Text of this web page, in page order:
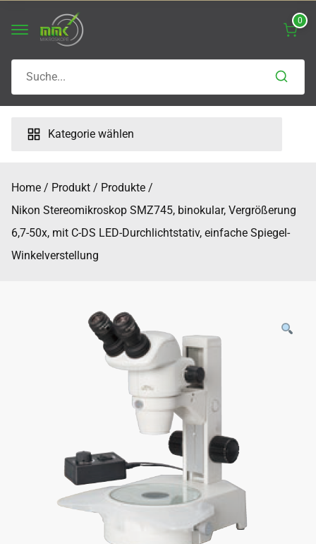
0
for:
Kategorie wählen
Home Produkt
Produkte
Nikon Stereomikroskop SMZ745, binokular, Vergrößerung
6,7-50x, mit C-DS LED-Durchlichtstativ, einfache Spiegel-
Winkelverstellung